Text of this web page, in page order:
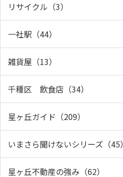
リサイクル（3）
一社駅（44）
雑貨屋（13）
千種区 飲食店（34）
星ヶ丘ガイド（209）
いまさら聞けないシリーズ（45）
星ヶ丘不動産の強み（62）